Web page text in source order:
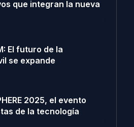
que integran la nueva
El futuro de la
se expande
2025, el evento
de la tecnología